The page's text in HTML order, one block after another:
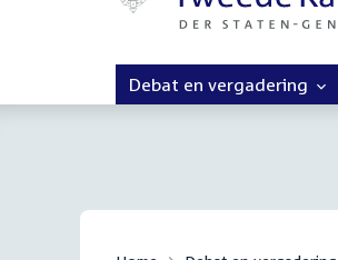
Debat en vergadering